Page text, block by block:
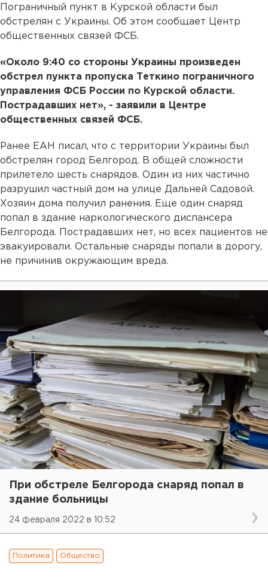
Пограничный пункт в Курской области был
обстрелян с Украины. Об этом сообщает Центр
общественных связей ФСБ.
«Около 9:40 со стороны Украины произведен
обстрел пункта пропуска Теткино пограничного
управления ФСБ России по Курской области.
Пострадавших нет», - заявили в Центре
общественных связей ФСБ.
Ранее ЕАН писал, что с территории Украины был
обстрелян город Белгород. В общей сложности
прилетело шесть снарядов. Один из них частично
разрушил частный дом на улице Дальней Садовой.
Хозяин дома получил ранения. Еще один снаряд
попал в здание наркологического диспансера
Белгорода. Пострадавших нет, но всех пациентов не
эвакуировали. Остальные снаряды попали в дорогу,
не причинив окружающим вреда.
При обстреле Белгорода снаряд попал в
здание больницы
24 февраля 2022 в 10:52
Политика Общество